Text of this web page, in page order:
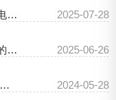
● 风电检测机构第三方：专业服务助力风电行业发展 2025-07-28
● 浙江耐火材料检测：保障高温工业安全的关键 2025-06-26
● 热浸塑电缆保护管检测标准规范 电缆保护管检测单位 2024-05-28